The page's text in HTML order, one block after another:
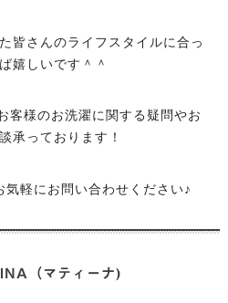
皆さんのライフスタイルに合っ
嬉しいです＾＾
客様のお洗濯に関する疑問やお
承っております！
軽にお問い合わせください♪
（マティーナ)